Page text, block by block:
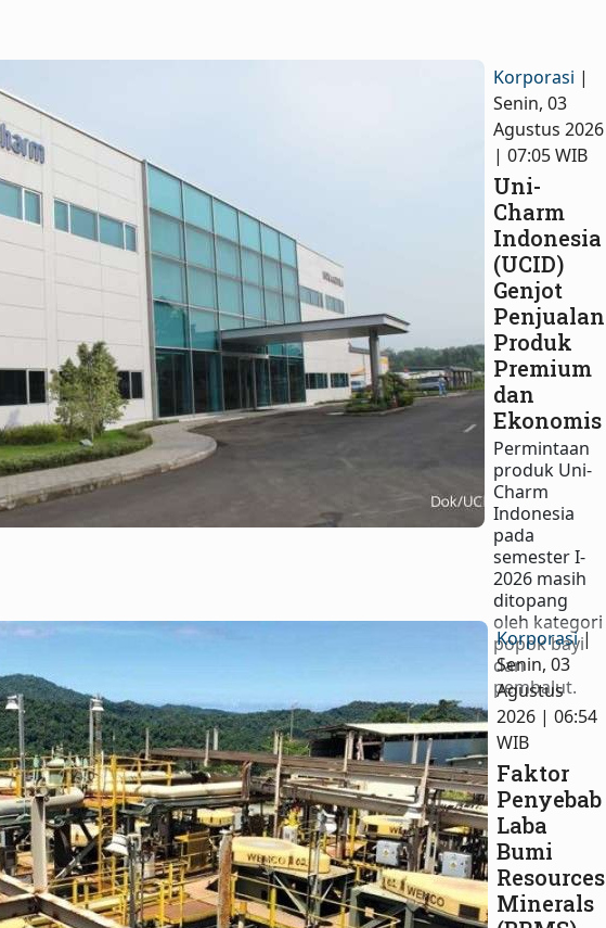
Korporasi |
Senin, 03
Agustus 2026
| 07:05 WIB
Uni-
Charm
Indonesia
(UCID)
Genjot
Penjualan
Produk
Premium
dan
Ekonomis
Permintaan
produk Uni-
Charm
Indonesia
pada
semester I-
2026 masih
ditopang
oleh kategori
popok bayi
dan
pembalut.
Korporasi|
Senin, 03
Agustus
2026 | 06:54
WIB
Faktor
Penyebab
Laba
Bumi
Resources
Minerals